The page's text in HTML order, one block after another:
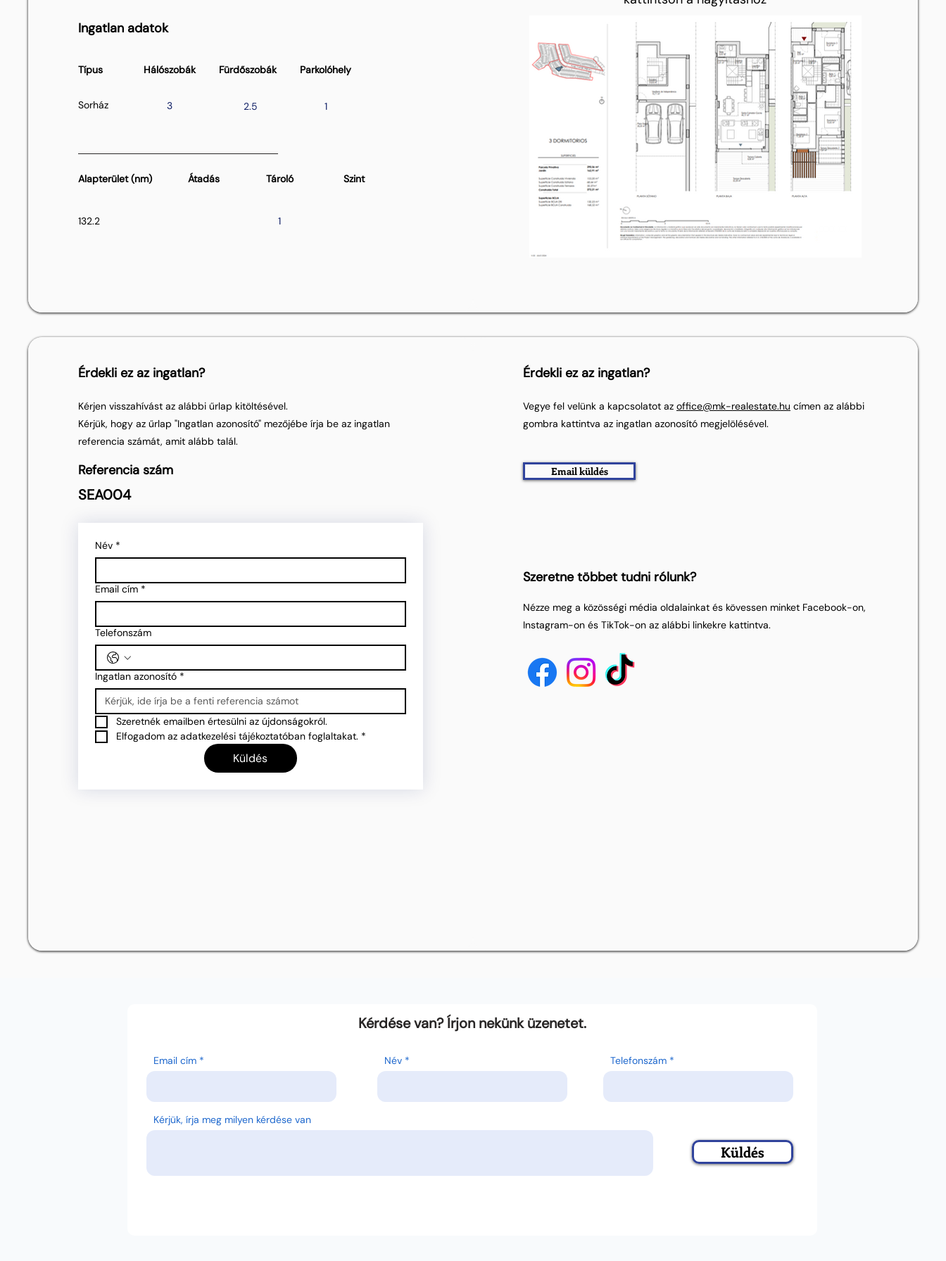
Ingatlan adatok
Típus Hálószobák
Sorház 3
Fürdőszobák
2.5
Parkolóhely
1
Alapterület (nm) Átadás Tároló
132.2 1
Szint
Érdekli ez az ingatlan?
Kérjen visszahívást az alábbi űrlap kitöltésével.
Kérjük, hogy az űrlap "Ingatlan azonosító" mezőjébe írja be az ingatlan
referencia számát, amit alább talál.
Referencia szám
SEA004
Név *
Email cím *
Telefonszám
Ingatlan azonosító *
Szeretnék emailben értesülni az újdonságokról.
Elfogadom az adatkezelési tájékoztatóban foglaltakat. *
Küldés
Érdekli ez az ingatlan?
Vegye fel velünk a kapcsolatot az office@mk-realestate.hu címen az alábbi
gombra kattintva az ingatlan azonosító megjelölésével.
Email küldés
Szeretne többet tudni rólunk?
Nézze meg a közösségi média oldalainkat és kövessen minket Facebook-on,
Instagram-on és TikTok-on az alábbi linkekre kattintva.
Kérdése van? Írjon nekünk üzenetet.
Email cím Név Telefonszám
Kérjük, írja meg milyen kérdése van
Küldés